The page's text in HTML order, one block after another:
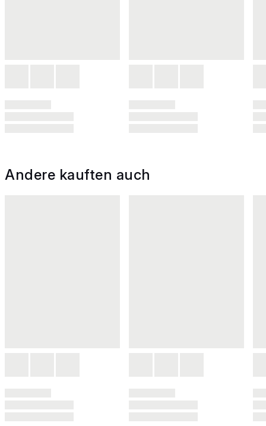
Andere kauften auch